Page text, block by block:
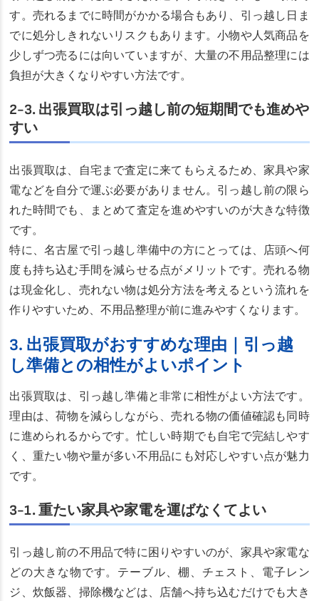
す。売れるまでに時間がかかる場合もあり、引っ越し日ま
でに処分しきれないリスクもあります。小物や人気商品を
少しずつ売るには向いていますが、大量の不用品整理には
負担が大きくなりやすい方法です。
2-3. 出張買取は引っ越し前の短期間でも進めや
すい
出張買取は、自宅まで査定に来てもらえるため、家具や家
電などを自分で運ぶ必要がありません。引っ越し前の限ら
れた時間でも、まとめて査定を進めやすいのが大きな特徴
です。
特に、名古屋で引っ越し準備中の方にとっては、店頭へ何
度も持ち込む手間を減らせる点がメリットです。売れる物
は現金化し、売れない物は処分方法を考えるという流れを
作りやすいため、不用品整理が前に進みやすくなります。
3. 出張買取がおすすめな理由｜引っ越
し準備との相性がよいポイント
出張買取は、引っ越し準備と非常に相性がよい方法です。
理由は、荷物を減らしながら、売れる物の価値確認も同時
に進められるからです。忙しい時期でも自宅で完結しやす
く、重たい物や量が多い不用品にも対応しやすい点が魅力
です。
3-1. 重たい家具や家電を運ばなくてよい
引っ越し前の不用品で特に困りやすいのが、家具や家電な
どの大きな物です。テーブル、棚、チェスト、電子レン
ジ、炊飯器、掃除機などは、店舗へ持ち込むだけでも大き